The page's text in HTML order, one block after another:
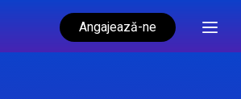
Angajează-ne